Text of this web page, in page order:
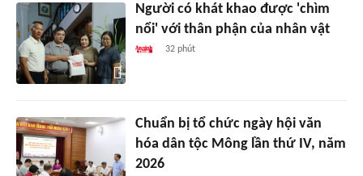
Người có khát khao được 'chìm
nổi' với thân phận của nhân vật
32 phút
Chuẩn bị tổ chức ngày hội văn
hóa dân tộc Mông lần thứ IV, năm
2026